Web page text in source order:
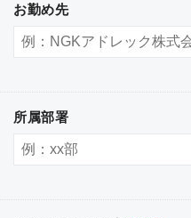
お勤め先
所属部署